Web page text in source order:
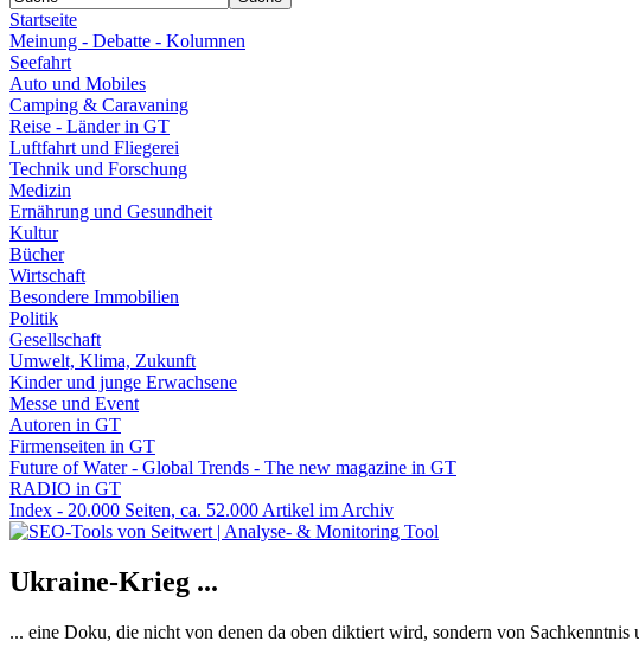
Startseite
Meinung - Debatte - Kolumnen
Seefahrt
Auto und Mobiles
Camping & Caravaning
Reise - Länder in GT
Luftfahrt und Fliegerei
Technik und Forschung
Medizin
Ernährung und Gesundheit
Kultur
Bücher
Wirtschaft
Besondere Immobilien
Politik
Gesellschaft
Umwelt, Klima, Zukunft
Kinder und junge Erwachsene
Messe und Event
Autoren in GT
Firmenseiten in GT
Future of Water - Global Trends - The new magazine in GT
RADIO in GT
Index - 20.000 Seiten, ca. 52.000 Artikel im Archiv
Ukraine-Krieg ...
... eine Doku, die nicht von denen da oben diktiert wird, sondern von Sachkenntnis